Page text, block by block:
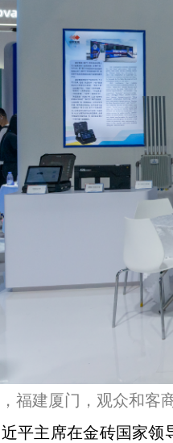
福建厦门，观众和客
近平主席在金砖国家